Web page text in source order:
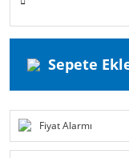
Sepete
Fiyat Alarmı